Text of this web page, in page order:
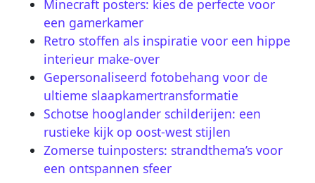
Minecraft posters: kies de perfecte voor
een gamerkamer
Retro stoffen als inspiratie voor een hippe
interieur make-over
Gepersonaliseerd fotobehang voor de
ultieme slaapkamertransformatie
Schotse hooglander schilderijen: een
rustieke kijk op oost-west stijlen
Zomerse tuinposters: strandthema’s voor
een ontspannen sfeer